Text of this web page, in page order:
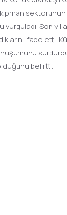
Son
ifade etti.
belirtti.